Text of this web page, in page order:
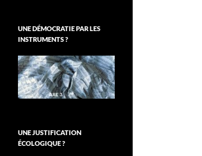
UNE DÉMOCRATIE PAR LES
INSTRUMENTS ?
UNE JUSTIFICATION
ÉCOLOGIQUE ?